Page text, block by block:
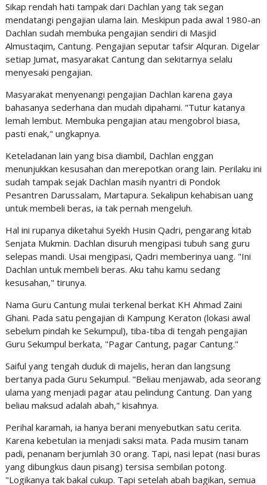
Sikap rendah hati tampak dari Dachlan yang tak segan
mendatangi pengajian ulama lain. Meskipun pada awal 1980-an
Dachlan sudah membuka pengajian sendiri di Masjid
Almustaqim, Cantung. Pengajian seputar tafsir Alquran. Digelar
setiap Jumat, masyarakat Cantung dan sekitarnya selalu
menyesaki pengajian.
Masyarakat menyenangi pengajian Dachlan karena gaya
bahasanya sederhana dan mudah dipahami. "Tutur katanya
lemah lembut. Membuka pengajian atau mengobrol biasa,
pasti enak," ungkapnya.
Keteladanan lain yang bisa diambil, Dachlan enggan
menunjukkan kesusahan dan merepotkan orang lain. Perilaku ini
sudah tampak sejak Dachlan masih nyantri di Pondok
Pesantren Darussalam, Martapura. Sekalipun kehabisan uang
untuk membeli beras, ia tak pernah mengeluh.
Hal ini rupanya diketahui Syekh Husin Qadri, pengarang kitab
Senjata Mukmin. Dachlan disuruh mengipasi tubuh sang guru
selepas mandi. Usai mengipasi, Qadri memberinya uang. "Ini
Dachlan untuk membeli beras. Aku tahu kamu sedang
kesusahan," tirunya.
Nama Guru Cantung mulai terkenal berkat KH Ahmad Zaini
Ghani. Pada satu pengajian di Kampung Keraton (lokasi awal
sebelum pindah ke Sekumpul), tiba-tiba di tengah pengajian
Guru Sekumpul berkata, "Pagar Cantung, pagar Cantung."
Saiful yang tengah duduk di majelis, heran dan langsung
bertanya pada Guru Sekumpul. "Beliau menjawab, ada seorang
ulama yang menjadi pagar atau pelindung Cantung. Dan yang
beliau maksud adalah abah," kisahnya.
Perihal karamah, ia hanya berani menyebutkan satu cerita.
Karena kebetulan ia menjadi saksi mata. Pada musim tanam
padi, penanam berjumlah 30 orang. Tapi, nasi lepat (nasi buras
yang dibungkus daun pisang) tersisa sembilan potong.
"Logikanya tak bakal cukup. Tapi setelah abah bagikan, semua